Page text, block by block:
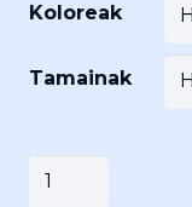
Koloreak
Tamainak